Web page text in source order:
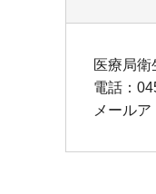
医療局
電話：
メールア